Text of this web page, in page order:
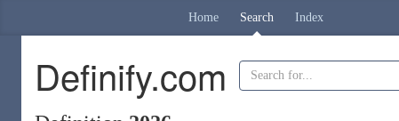
Home Search Index
Definify.com